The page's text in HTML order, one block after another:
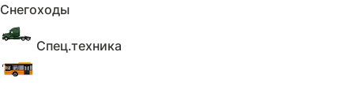
Снегоходы
Спец.техника